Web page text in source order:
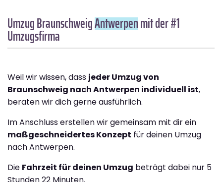
Umzug BraunschweigAntwerpenmit der #1
Umzugsfirma
Weil wir wissen, dass jeder Umzug von
Braunschweig nach Antwerpen individuell ist,
beraten wir dich gerne ausführlich.
Im Anschluss erstellen wir gemeinsam mit dir ein
maßgeschneidertes Konzept für deinen Umzug
nach Antwerpen.
Die Fahrzeit für deinen Umzug beträgt dabei nur 5